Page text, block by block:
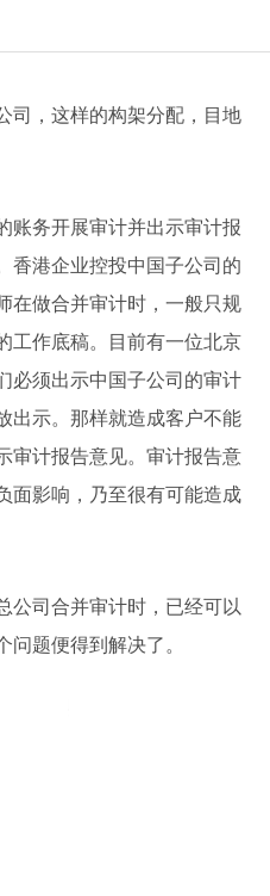
司，这样的构架分配，目地
账务开展审计并出示审计报
香港企业控投中国子公司的
在做合并审计时，一般只规
工作底稿。目前有一位北京
必须出示中国子公司的审计
出示。那样就造成客户不能
审计报告意见。审计报告意
面影响，乃至很有可能造成
公司合并审计时，已经可以
题便得到解决了。